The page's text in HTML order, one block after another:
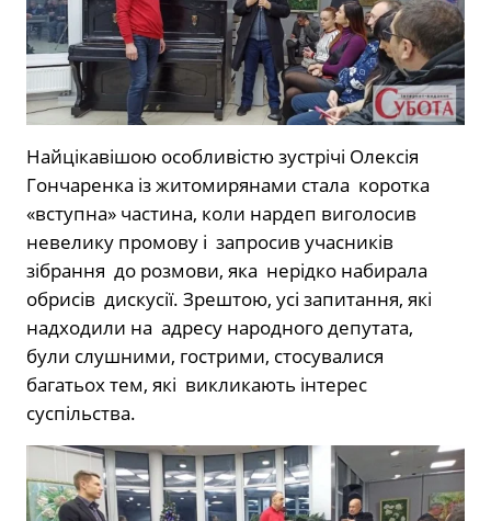
Найцікавішою особливістю зустрічі Олексія
Гончаренка із житомирянами стала коротка
«вступна» частина, коли нардеп виголосив
невелику промову і запросив учасників
зібрання до розмови, яка нерідко набирала
обрисів дискусії. Зрештою, усі запитання, які
надходили на адресу народного депутата,
були слушними, гострими, стосувалися
багатьох тем, які викликають інтерес
суспільства.